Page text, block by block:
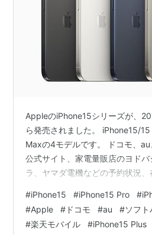
AppleのiPhone15シリーズが、
ら発売されました。 iPhone15/
Maxの4モデルです。 ドコモ、
公式サイト、家電量販店のヨド
ラ、ヤマダ電機などの予約状況
iPhone15/15 Plusは在庫がありま
Pro Maxの在庫があるようになり
ラインショップau auオンライン
#iPhone15 #iPhone15 Pro #
#Apple # ドコモ #au #ソフト
#楽天モバイル #iPhone15 Plus